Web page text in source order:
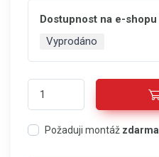
Dostupnost na e-shopu
Vyprodáno
Požaduji montáž zdarma